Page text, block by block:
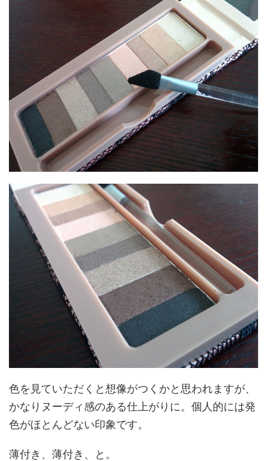
色を見ていただくと想像がつくかと思われますが、
かなりヌーディ感のある仕上がりに。個人的には発
色がほとんどない印象です。
薄付き、薄付き、と。